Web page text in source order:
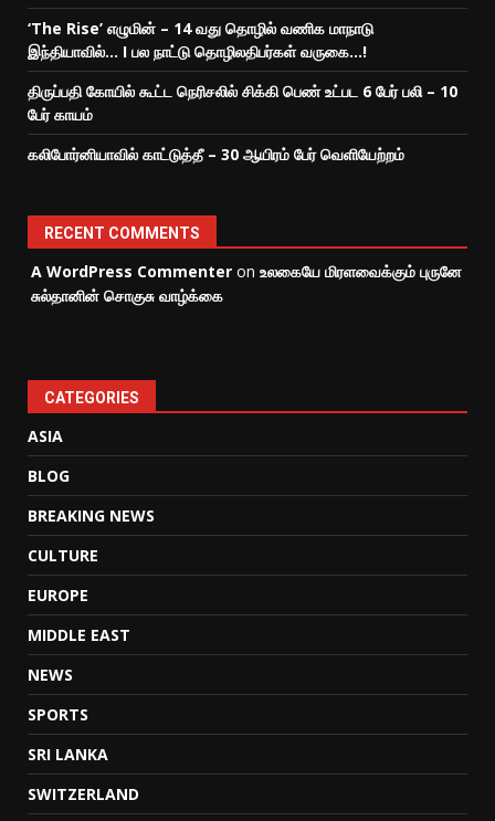
‘The Rise’ எழுமின் – 14 வது தொழில் வணிக மாநாடு
இந்தியாவில்… I பல நாட்டு தொழிலதிபர்கள் வருகை…!
திருப்பதி கோயில் கூட்ட நெரிசலில் சிக்கி பெண் உட்பட 6 பேர் பலி – 10
பேர் காயம்
கலிபோர்னியாவில் காட்டுத்தீ – 30 ஆயிரம் பேர் வெளியேற்றம்
RECENT COMMENTS
A WordPress Commenter on உலகையே மிரளவைக்கும் புருனே
சுல்தானின் சொகுசு வாழ்க்கை
CATEGORIES
ASIA
BLOG
BREAKING NEWS
CULTURE
EUROPE
MIDDLE EAST
NEWS
SPORTS
SRI LANKA
SWITZERLAND